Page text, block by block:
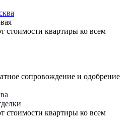
стоимости квартиры ко всем
сопровождение и одобрение
стоимости квартиры ко всем